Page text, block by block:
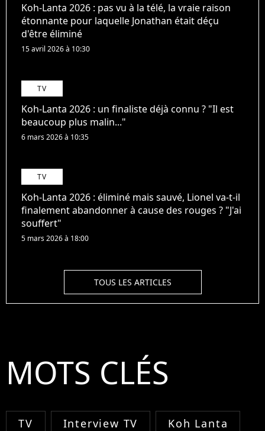
Koh-Lanta 2026 : pas vu à la télé, la vraie raison
étonnante pour laquelle Jonathan était déçu
d'être éliminé
15 avril 2026 à 10:30
TV
Koh-Lanta 2026 : un finaliste déjà connu ? "Il est
beaucoup plus malin..."
6 mars 2026 à 10:35
TV
Koh-Lanta 2026 : éliminé mais sauvé, Lionel va-t-il
finalement abandonner à cause des rouges ? "J'ai
souffert"
5 mars 2026 à 18:00
TOUS LES ARTICLES
MOTS CLÉS
TV Interview TV Koh Lanta